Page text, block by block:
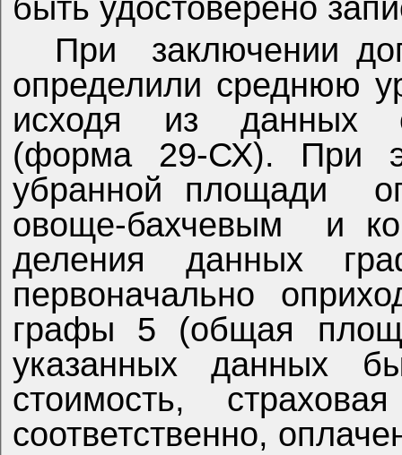
быть удостоверено
При
заключении
определили среднюю
исходя из данных
(форма 29-СХ). При
убранной площади
овоще-бахчевым
и
деления данных
первоначально
графы 5 (общая
указанных данных
стоимость,
соответственно,